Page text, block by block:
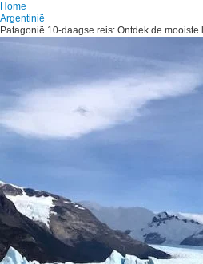
Home
Argentinië
Patagonië 10-daagse reis: Ontdek de mooiste